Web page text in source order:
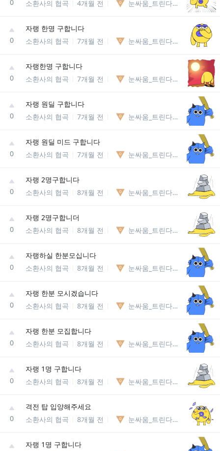
0
소환사의 협곡
4개월 전 눈싸움_트린다미어85238127740
0
자랭 한명 구합니다
소환사의 협곡
7개월 전 눈싸움_트린다미어85238127740
0
자랭한명 구합니다
소환사의 협곡
7개월 전 눈싸움_트린다미어85238127740
0
자랭 원딜 구합니다
소환사의 협곡
7개월 전 눈싸움_트린다미어85238127740
0
자랭 원딜 미드 구합니다
소환사의 협곡
7개월 전 눈싸움_트린다미어85238127740
0
자랭 2명구합니다
소환사의 협곡
8개월 전 눈싸움_트린다미어85238127740
0
자랭 2명구합니더
소환사의 협곡
8개월 전 눈싸움_트린다미어85238127740
0
자랭하실 한분모십니다
소환사의 협곡
8개월 전 눈싸움_트린다미어85238127740
0
자랭 한분 모시겠습니다
소환사의 협곡
8개월 전 눈싸움_트린다미어85238127740
0
자랭 한분 모집합니다
소환사의 협곡
8개월 전 눈싸움_트린다미어85238127740
0
자랭 1명 구합니다
소환사의 협곡
8개월 전 눈싸움_트린다미어85238127740
0
격전 탑 입양해주세요
소환사의 협곡
8개월 전 눈싸움_트린다미어85238127740
자랭 1명 구합니다